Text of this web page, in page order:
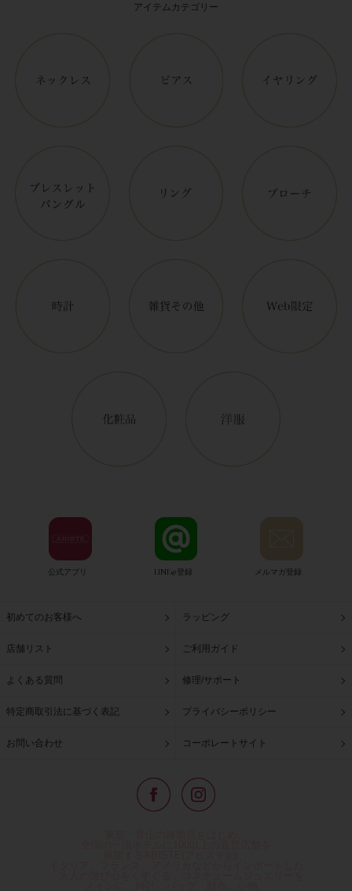
アイテムカテゴリー
公式アプリ LINE@登録 メルマガ登録
初めてのお客様へ ラッピング
店舗リスト ご利用ガイド
よくある質問 修理/サポート
特定商取引法に基づく表記 プライバシーポリシー
お問い合わせ コーポレートサイト